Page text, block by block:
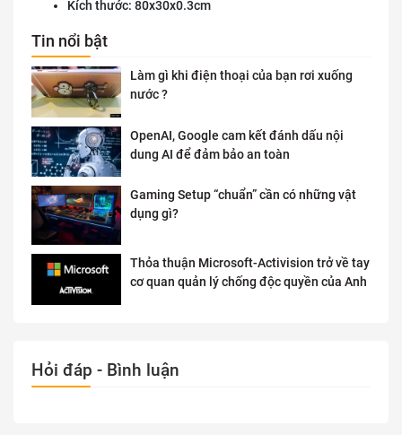
Kích thước: 80x30x0.3cm
Tin nổi bật
Làm gì khi điện thoại của bạn rơi xuống
nước ?
OpenAI, Google cam kết đánh dấu nội
dung AI để đảm bảo an toàn
Gaming Setup “chuẩn” cần có những vật
dụng gì?
Thỏa thuận Microsoft-Activision trở về tay
cơ quan quản lý chống độc quyền của Anh
Hỏi đáp - Bình luận